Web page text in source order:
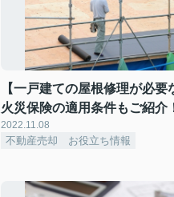
【一戸建ての屋根修理が必
火災保険の適用条件もご紹介
2022.11.08
不動産売却 お役立ち情報